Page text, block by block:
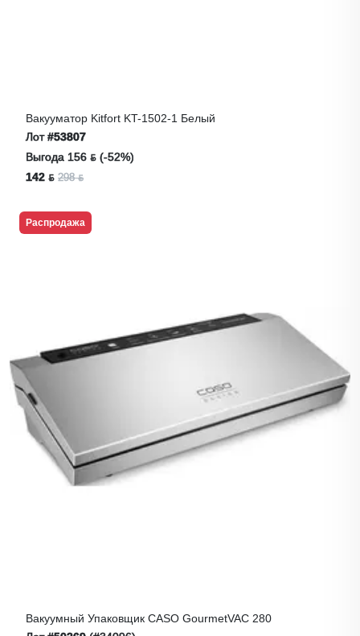
Вакууматор Kitfort KT-1502-1 Белый
Лот#53807
Выгода 156 ƃ (-52%)
142 ƃ 298 ƃ
Распродажа
Вакуумный Упаковщик CASO GourmetVAC 280